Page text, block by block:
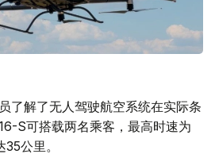
了解了无人驾驶航空系统在实际条
S可搭载两名乘客，最高时速为
公里。